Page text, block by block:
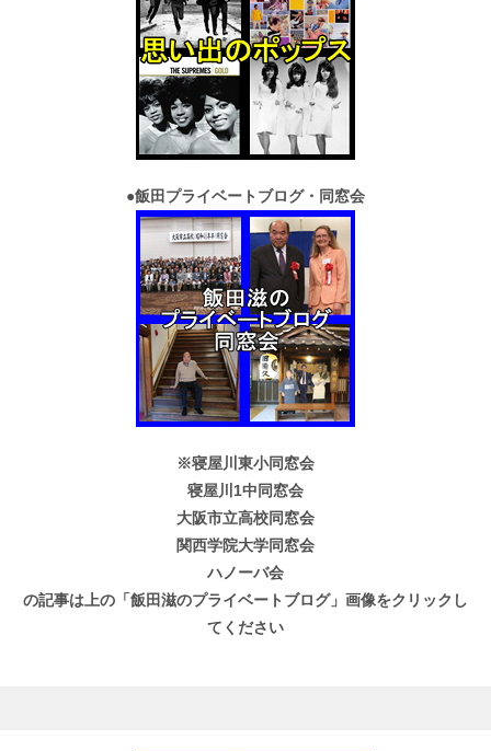
●飯田プライベートブログ・同窓会
※寝屋川東小同窓会
寝屋川1中同窓会
大阪市立高校同窓会
関西学院大学同窓会
ハノーバ会
の記事は上の「飯田滋のプライベートブログ」画像をクリックし
てください